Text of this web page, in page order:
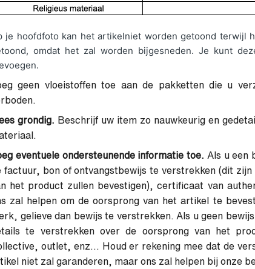
je hoofdfoto kan het artikelniet worden getoond terwijl
omdat het zal worden bijgesneden. Je kunt
geen vloeistoffen toe aan de pakketten die u
grondig.
Beschrijf uw item zo nauwkeurig en
eventuele ondersteunende informatie toe.
Als u een
factuur, bon of ontvangstbewijs te verstrekken (dit
het product zullen bevestigen), certificaat van
zal helpen om de oorsprong van het artikel te
gelieve dan bewijs te verstrekken. Als u geen
te verstrekken over de oorsprong van het
outlet, enz... Houd er rekening mee dat de
niet zal garanderen, maar ons zal helpen bij onze